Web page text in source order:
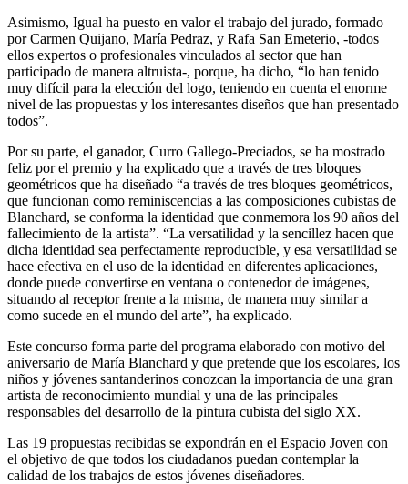
Asimismo, Igual ha puesto en valor el trabajo del jurado, formado
por Carmen Quijano, María Pedraz, y Rafa San Emeterio, -todos
ellos expertos o profesionales vinculados al sector que han
participado de manera altruista-, porque, ha dicho, “lo han tenido
muy difícil para la elección del logo, teniendo en cuenta el enorme
nivel de las propuestas y los interesantes diseños que han presentado
todos”.
Por su parte, el ganador, Curro Gallego-Preciados, se ha mostrado
feliz por el premio y ha explicado que a través de tres bloques
geométricos que ha diseñado “a través de tres bloques geométricos,
que funcionan como reminiscencias a las composiciones cubistas de
Blanchard, se conforma la identidad que conmemora los 90 años del
fallecimiento de la artista”. “La versatilidad y la sencillez hacen que
dicha identidad sea perfectamente reproducible, y esa versatilidad se
hace efectiva en el uso de la identidad en diferentes aplicaciones,
donde puede convertirse en ventana o contenedor de imágenes,
situando al receptor frente a la misma, de manera muy similar a
como sucede en el mundo del arte”, ha explicado.
Este concurso forma parte del programa elaborado con motivo del
aniversario de María Blanchard y que pretende que los escolares, los
niños y jóvenes santanderinos conozcan la importancia de una gran
artista de reconocimiento mundial y una de las principales
responsables del desarrollo de la pintura cubista del siglo XX.
Las 19 propuestas recibidas se expondrán en el Espacio Joven con
el objetivo de que todos los ciudadanos puedan contemplar la
calidad de los trabajos de estos jóvenes diseñadores.